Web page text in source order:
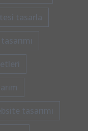
tasarla
tasarımı